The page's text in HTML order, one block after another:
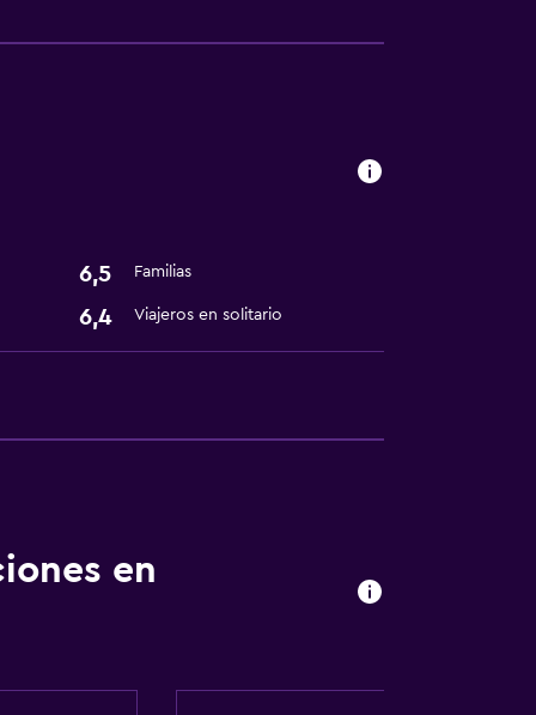
disponibles
6,5 Familias
6,4 Viajeros en solitario
en